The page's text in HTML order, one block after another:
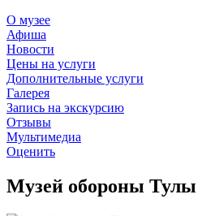
О музее
Афиша
Новости
Цены на услуги
Дополнительные услуги
Галерея
Запись на экскурсию
Отзывы
Мультимедиа
Оценить
Музей обороны Тулы